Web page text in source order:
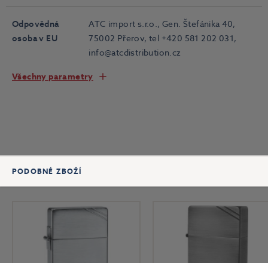
Odpovědná
osoba v EU
ATC import s.r.o., Gen. Štefánika 40,
75002 Přerov, tel +420 581 202 031,
info@atcdistribution.cz
Všechny parametry
PODOBNÉ ZBOŽÍ